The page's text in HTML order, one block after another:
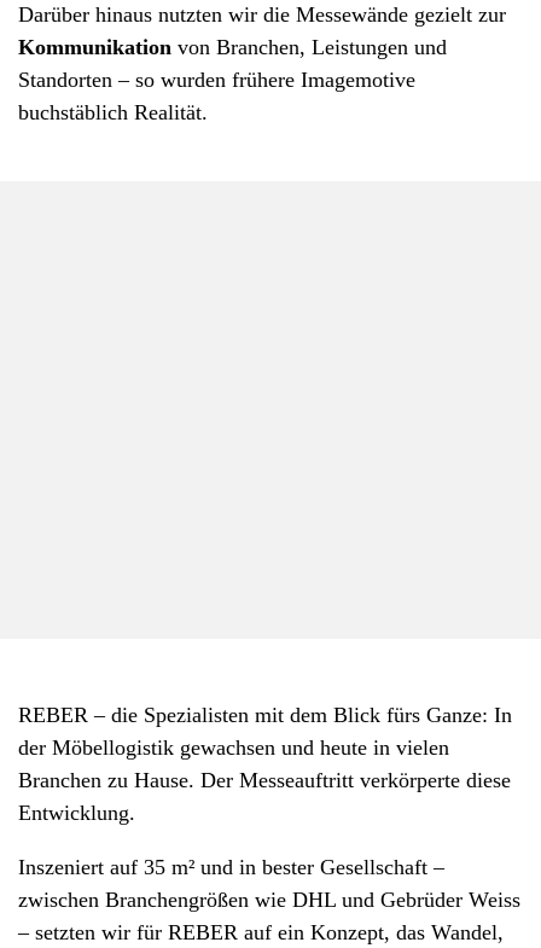
Darüber hinaus nutzten wir die Messewände gezielt zur
Kommunikation von Branchen, Leistungen und
Standorten – so wurden frühere Imagemotive
buchstäblich Realität.
REBER – die Spezialisten mit dem Blick fürs Ganze: In
der Möbellogistik gewachsen und heute in vielen
Branchen zu Hause. Der Messeauftritt verkörperte diese
Entwicklung.
Inszeniert auf 35 m² und in bester Gesellschaft –
zwischen Branchengrößen wie DHL und Gebrüder Weiss
– setzten wir für REBER auf ein Konzept, das Wandel,